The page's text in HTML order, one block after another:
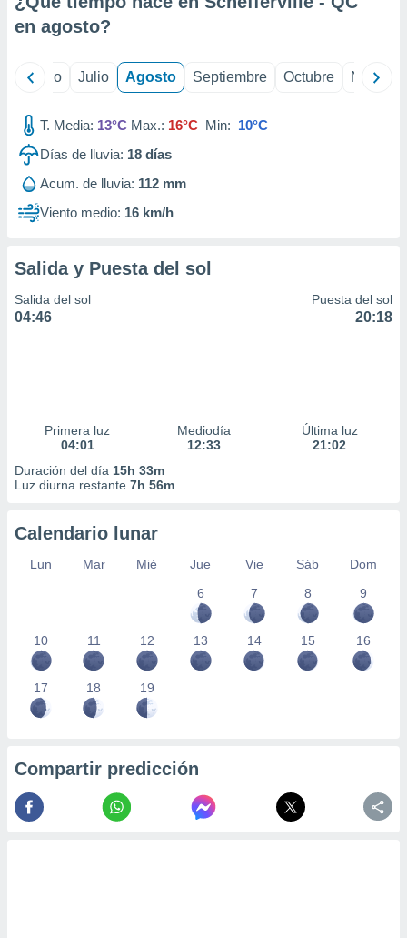
e
publicidad
publicidad
de
en agosto?
Junio Julio Agosto Septiembre Octubre
T. Media: 13°C Max.: 16°C Min: 10°C
Días de lluvia: 18 días
Acum. de lluvia: 112 mm
Viento medio: 16 km/h
Salida y Puesta del sol
Salida del sol
04:46
Puesta del sol
20:18
Primera luz
04:01
Mediodía
12:33
Última luz
21:02
Duración del día 15h 33m
Luz diurna restante 7h 56m
Calendario lunar
Lun Mar Mié Jue Vie Sáb
Dom
6
7 8 9
10 11 12 13 14 15 16
17 18 19
Compartir predicción